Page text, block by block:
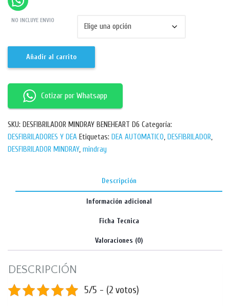
NO INCLUYE ENVIO
Añadir al carrito
Cotizar por Whatsapp
SKU: DESFIBRILADOR MINDRAY BENEHEART D6 Categoría:
DESFIBRILADORES Y DEA Etiquetas: DEA AUTOMATICO, DESFIBRILADOR,
DESFIBRILADOR MINDRAY, mindray
Descripción
Información adicional
Ficha Tecnica
Valoraciones (0)
DESCRIPCIÓN
5/5 - (2 votos)